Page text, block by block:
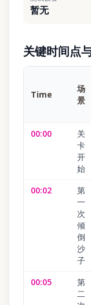
暂无
关键时间点
Time
场
景
00:00
关
卡
开
始
00:02
第
一
次
倾
倒
沙
子
00:05
第
二